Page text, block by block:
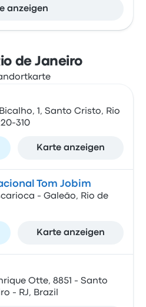
anzeigen
de Janeiro
1, Santo Cristo, Rio
310
Karte anzeigen
Tom Jobim
- Galeão, Rio de
Karte anzeigen
Otte, 8851 - Santo
- RJ, Brazil